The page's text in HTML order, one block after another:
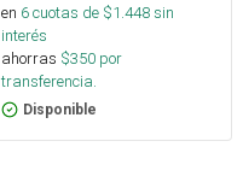
en 6cuotas de $1.448sin
interés
ahorras $350 por
transferencia.
Disponible